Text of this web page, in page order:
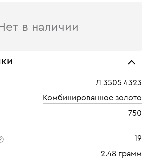
Нет в наличии
Л 3505 4323
Комбинированное золото
750
19
2.48 грамм